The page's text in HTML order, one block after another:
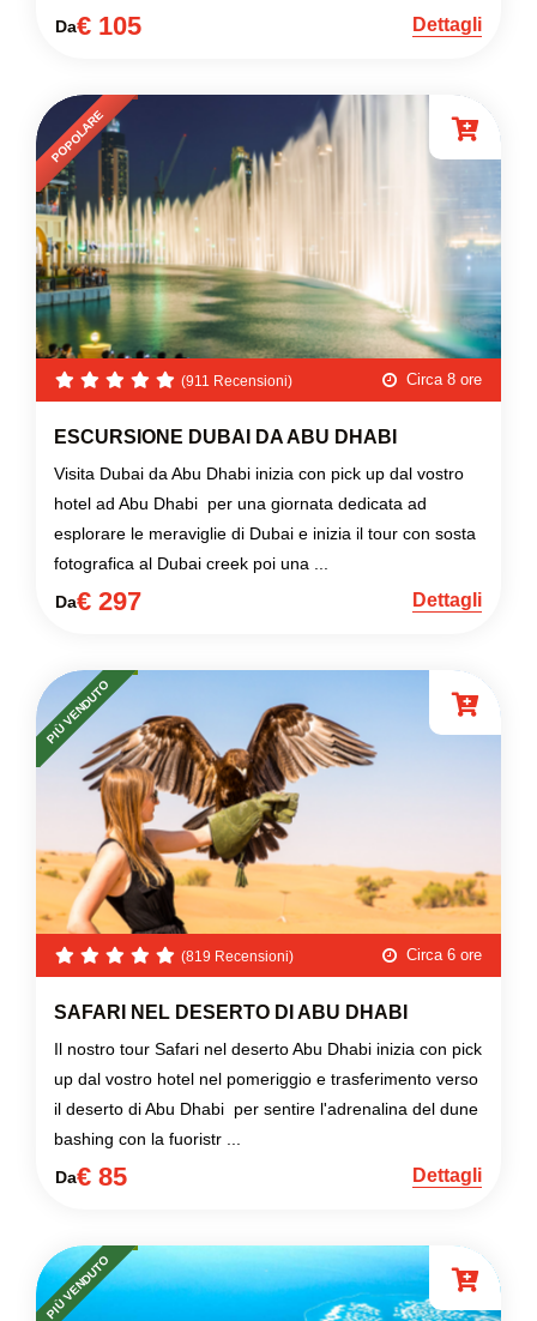
Da€ 105 Dettagli
POPOLARE
(911 Recensioni) Circa 8 ore
ESCURSIONE DUBAI DA ABU DHABI
Visita Dubai da Abu Dhabi inizia con pick up dal vostro
hotel ad Abu Dhabi per una giornata dedicata ad
esplorare le meraviglie di Dubai e inizia il tour con sosta
fotografica al Dubai creek poi una ...
Da€ 297 Dettagli
PIÙ VENDUTO
(819 Recensioni) Circa 6 ore
SAFARI NEL DESERTO DI ABU DHABI
Il nostro tour Safari nel deserto Abu Dhabi inizia con pick
up dal vostro hotel nel pomeriggio e trasferimento verso
il deserto di Abu Dhabi per sentire l'adrenalina del dune
bashing con la fuoristr ...
Da€ 85 Dettagli
PIÙ VENDUTO